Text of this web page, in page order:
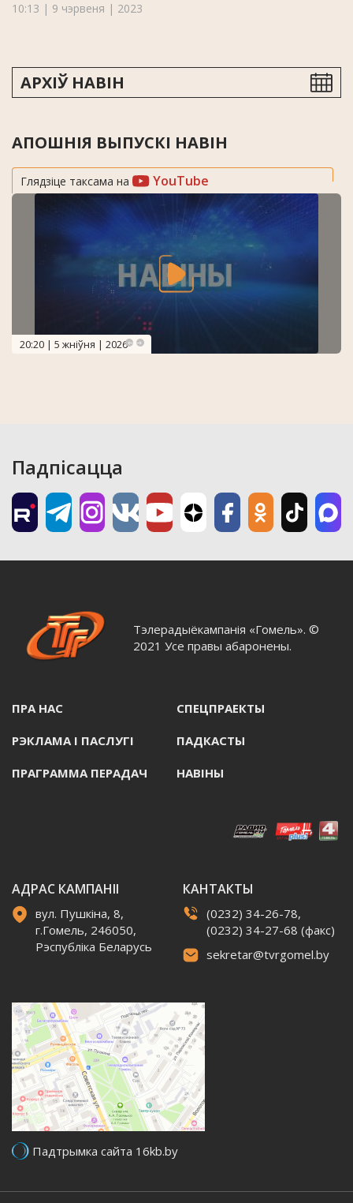
10:13 | 9 чэрвеня | 2023
АРХІЎ НАВІН
АПОШНІЯ ВЫПУСКІ НАВІН
Глядзіце таксама на YouTube
20:20 | 5 жніўня | 2026
Падпісацца
Тэлерадыёкампанія «Гомель». ©
2021 Усе правы абаронены.
ПРА НАС СПЕЦПРАЕКТЫ
РЭКЛАМА I ПАСЛУГI ПАДКАСТЫ
ПРАГРАММА ПЕРАДАЧ НАВIНЫ
АДРАС КАМПАНІІ
вул. Пушкіна, 8,
г.Гомель, 246050,
Рэспубліка Беларусь
КАНТАКТЫ
(0232) 34-26-78,
(0232) 34-27-68 (факс)
sekretar@tvrgomel.by
Падтрымка сайта 16kb.by